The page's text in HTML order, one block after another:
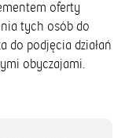
oferty
tych osób do
do podjęcia działań
obyczajami.